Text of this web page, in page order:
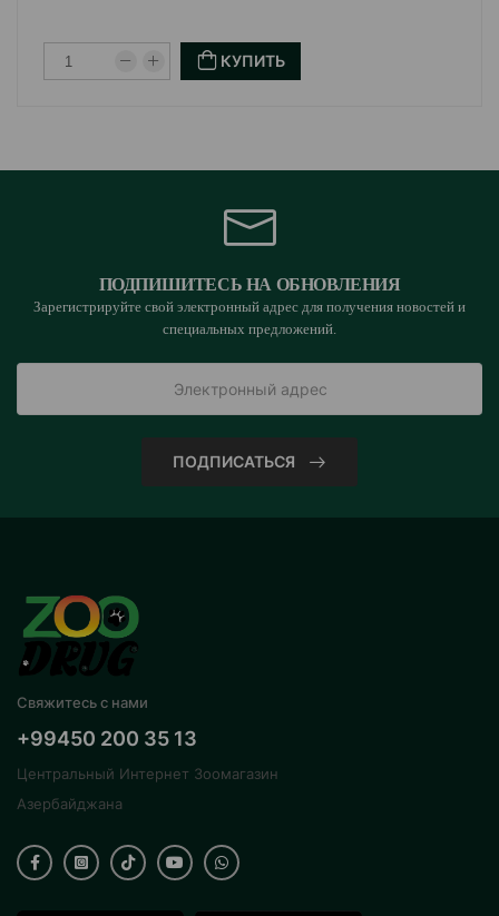
КУПИТЬ
ПОДПИШИТЕСЬ НА ОБНОВЛЕНИЯ
Зарегистрируйте свой электронный адрес для получения новостей и
специальных предложений.
ПОДПИСАТЬСЯ
Свяжитесь с нами
+99450 200 35 13
Центральный Интернет Зоомагазин
Азербайджана